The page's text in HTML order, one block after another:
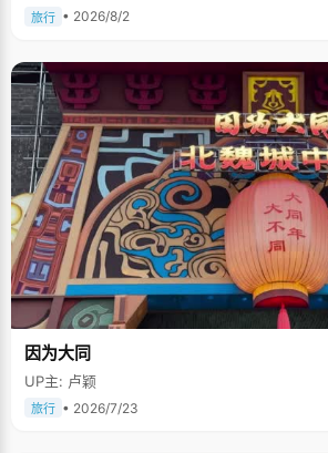
旅行 • 2026/8/2
因为大同
UP主: 卢颖
旅行 • 2026/7/23